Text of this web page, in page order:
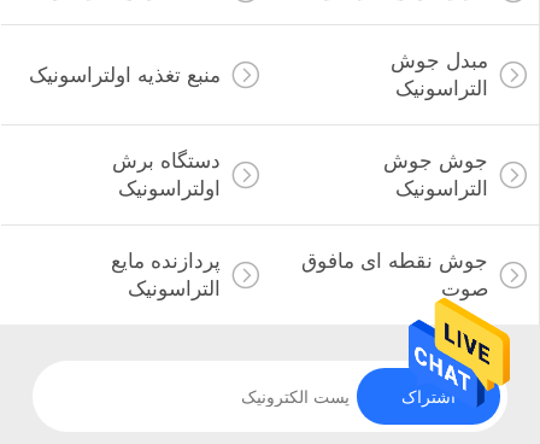
مبدل جوش
التراسونیک
منبع تغذیه اولتراسونیک
جوش جوش
التراسونیک
دستگاه برش
اولتراسونیک
جوش نقطه ای مافوق
صوت
پردازنده مایع
التراسونیک
اشتراک